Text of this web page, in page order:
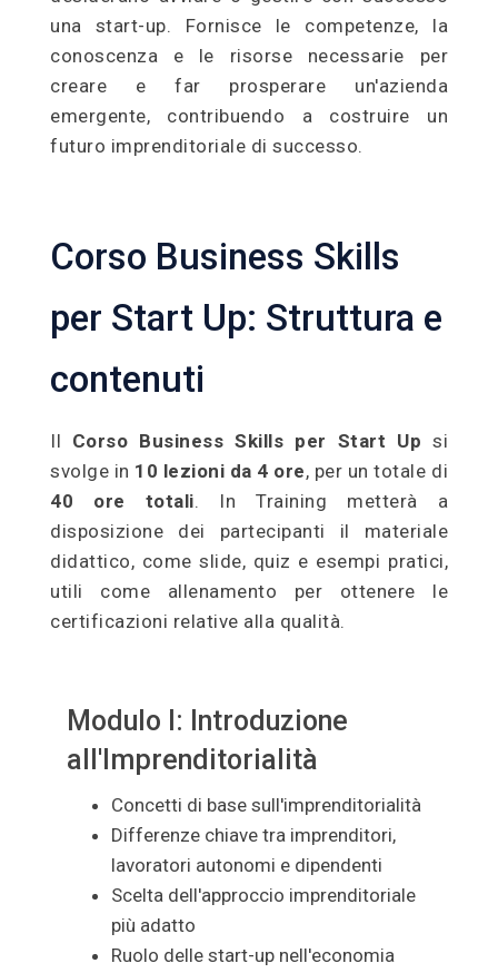
una start-up. Fornisce le competenze, la
conoscenza e le risorse necessarie per
creare e far prosperare un'azienda
emergente, contribuendo a costruire un
futuro imprenditoriale di successo.
Corso Business Skills
per Start Up: Struttura e
contenuti
Il Corso Business Skills per Start Up si
svolge in 10 lezioni da 4 ore, per un totale di
40 ore totali. In Training metterà a
disposizione dei partecipanti il materiale
didattico, come slide, quiz e esempi pratici,
utili come allenamento per ottenere le
certificazioni relative alla qualità.
Modulo I: Introduzione
all'Imprenditorialità
Concetti di base sull'imprenditorialità
Differenze chiave tra imprenditori,
lavoratori autonomi e dipendenti
Scelta dell'approccio imprenditoriale
più adatto
Ruolo delle start-up nell'economia